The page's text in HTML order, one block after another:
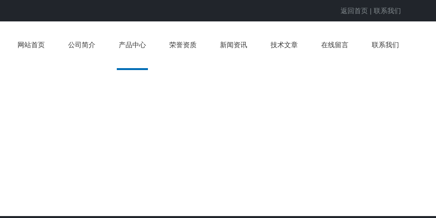
返回首页 | 联系我们
网站首页 公司简介 产品中心 荣誉资质 新闻资讯 技术文章 在线留言 联系我们